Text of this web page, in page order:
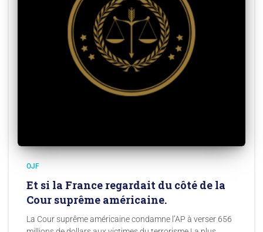
OJF
Et si la France regardait du côté de la
Cour suprême américaine.
La Cour suprême américaine condamne l’AP à verser 656